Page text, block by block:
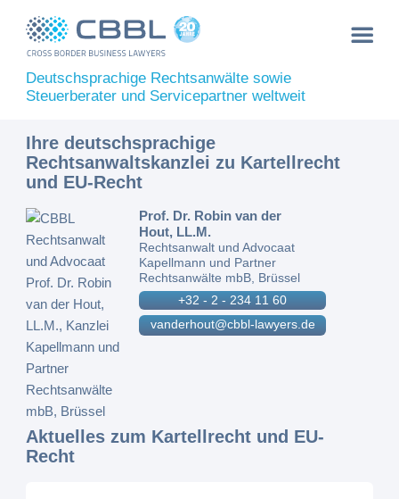
Deutschsprachige Rechtsanwälte sowie
Steuerberater und Servicepartner weltweit
Ihre deutschsprachige
Rechtsanwaltskanzlei zu Kartellrecht
und EU-Recht
Prof. Dr. Robin van der
Hout, LL.M.
Rechtsanwalt und Advocaat
Kapellmann und Partner
Rechtsanwälte mbB, Brüssel
+32 - 2 - 234 11 60
vanderhout@cbbl-lawyers.de
Aktuelles zum Kartellrecht und EU-
Recht